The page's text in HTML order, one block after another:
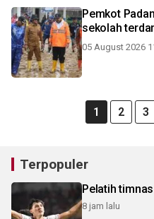
Pemkot
sekolah
05 August 2026
1 2 3
Terpopuler
Pelatih
8 jam lalu